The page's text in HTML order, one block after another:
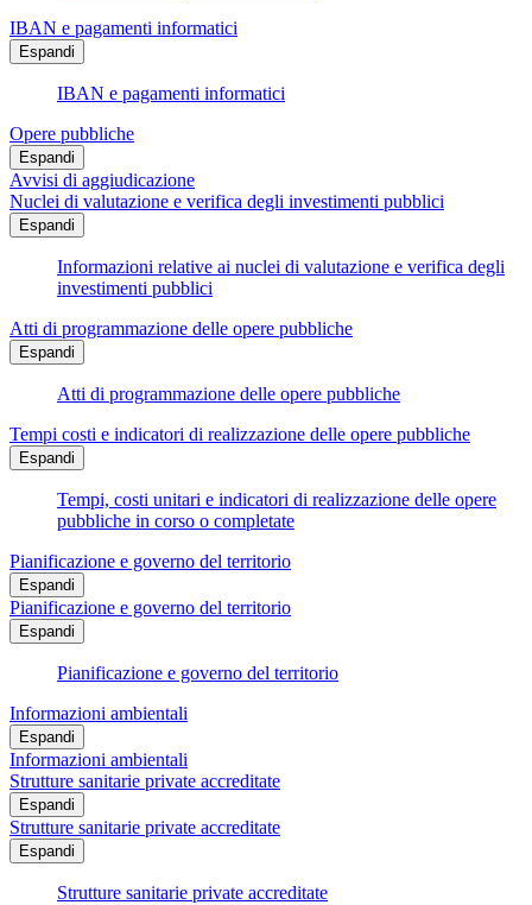
IBAN e pagamenti informatici
Espandi
IBAN e pagamenti informatici
Opere pubbliche
Espandi
Avvisi di aggiudicazione
Nuclei di valutazione e verifica degli investimenti pubblici
Espandi
Informazioni relative ai nuclei di valutazione e verifica degli
investimenti pubblici
Atti di programmazione delle opere pubbliche
Espandi
Atti di programmazione delle opere pubbliche
Tempi costi e indicatori di realizzazione delle opere pubbliche
Espandi
Tempi, costi unitari e indicatori di realizzazione delle opere
pubbliche in corso o completate
Pianificazione e governo del territorio
Espandi
Pianificazione e governo del territorio
Espandi
Pianificazione e governo del territorio
Informazioni ambientali
Espandi
Informazioni ambientali
Strutture sanitarie private accreditate
Espandi
Strutture sanitarie private accreditate
Espandi
Strutture sanitarie private accreditate